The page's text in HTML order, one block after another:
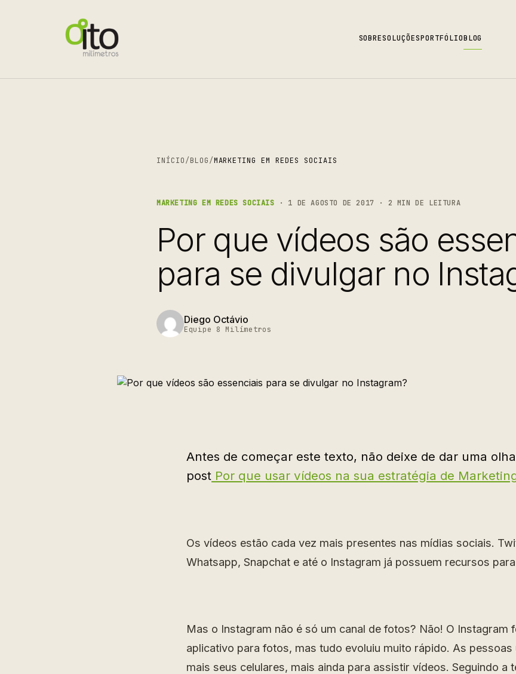
SOBRESOLUÇÕESPORTFÓLIOBLOG
INÍCIO/BLOG/MARKETING EM REDES SOCIAIS
MARKETING EM REDES SOCIAIS · 1 DE AGOSTO DE 2017 · 2 MIN DE LEITURA
Por que vídeos são
para se divulgar no
Diego Octávio
Equipe 8 Milímetros
Antes de começar este texto, não deixe de dar uma
post Por que usar vídeos na sua estratégia de
Os vídeos estão cada vez mais presentes nas mídias sociais.
Whatsapp, Snapchat e até o Instagram já possuem recursos
Mas o Instagram não é só um canal de fotos? Não! O Instagram
aplicativo para fotos, mas tudo evoluiu muito rápido. As pessoas
mais seus celulares, mais ainda para assistir vídeos. Seguindo a